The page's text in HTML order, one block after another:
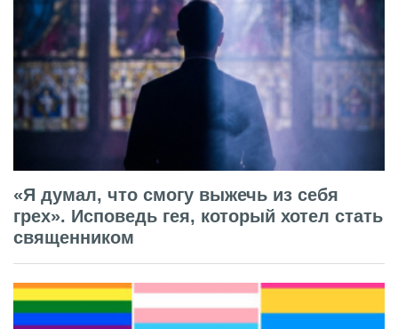
«Я думал, что смогу выжечь из себя
грех». Исповедь гея, который хотел стать
священником